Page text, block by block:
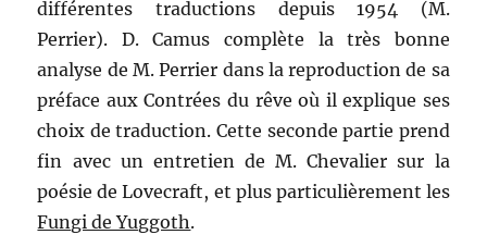
différentes traductions depuis 1954 (M.
Perrier). D. Camus complète la très bonne
analyse de M. Perrier dans la reproduction de sa
préface aux Contrées du rêve où il explique ses
choix de traduction. Cette seconde partie prend
fin avec un entretien de M. Chevalier sur la
poésie de Lovecraft, et plus particulièrement les
Fungi de Yuggoth.